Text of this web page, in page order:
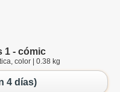
1 - cómic
color | 0.38 kg
4 días)